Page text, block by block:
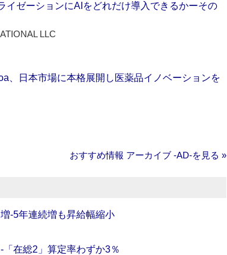
イゼーションにAIをどれだけ導入できるかーその
LLC
、日本市場に本格展開し医薬品イノベーションを
おすすめ情報 アーカイブ ‐AD‐を見る »
‐5年連続増も昇給幅縮小
「在総2」算定率わずか3％